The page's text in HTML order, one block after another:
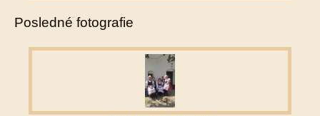
Posledné fotografie